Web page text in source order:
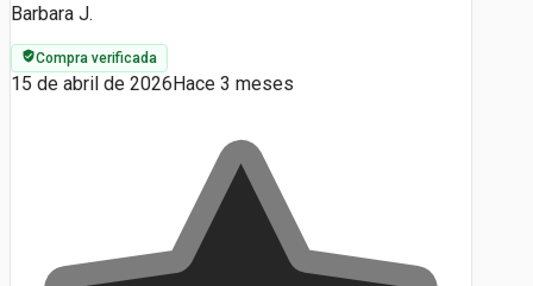
Barbara J.
Compra verificada
15 de abril de 2026Hace 3 meses